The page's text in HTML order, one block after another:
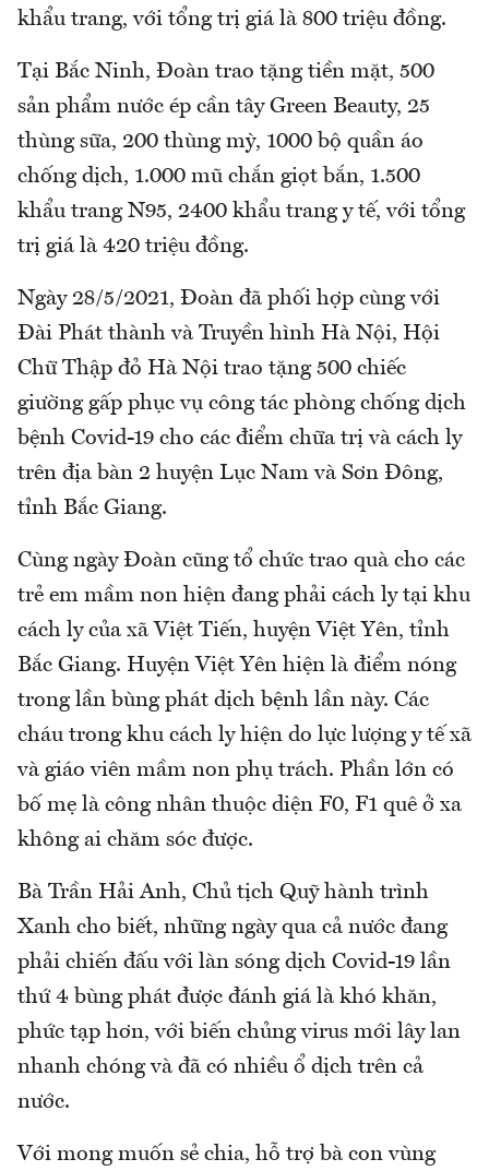
khẩu trang, với tổng trị giá là 800 triệu đồng.
Tại Bắc Ninh, Đoàn trao tặng tiền mặt, 500
sản phẩm nước ép cần tây Green Beauty, 25
thùng sữa, 200 thùng mỳ, 1000 bộ quần áo
chống dịch, 1.000 mũ chắn giọt bắn, 1.500
khẩu trang N95, 2400 khẩu trang y tế, với tổng
trị giá là 420 triệu đồng.
Ngày 28/5/2021, Đoàn đã phối hợp cùng với
Đài Phát thành và Truyền hình Hà Nội, Hội
Chữ Thập đỏ Hà Nội trao tặng 500 chiếc
giường gấp phục vụ công tác phòng chống dịch
bệnh Covid-19 cho các điểm chữa trị và cách ly
trên địa bàn 2 huyện Lục Nam và Sơn Đông,
tỉnh Bắc Giang.
Cùng ngày Đoàn cũng tổ chức trao quà cho các
trẻ em mầm non hiện đang phải cách ly tại khu
cách ly của xã Việt Tiến, huyện Việt Yên, tỉnh
Bắc Giang. Huyện Việt Yên hiện là điểm nóng
trong lần bùng phát dịch bệnh lần này. Các
cháu trong khu cách ly hiện do lực lượng y tế xã
và giáo viên mầm non phụ trách. Phần lớn có
bố mẹ là công nhân thuộc diện F0, F1 quê ở xa
không ai chăm sóc được.
Bà Trần Hải Anh, Chủ tịch Quỹ hành trình
Xanh cho biết, những ngày qua cả nước đang
phải chiến đấu với làn sóng dịch Covid-19 lần
thứ 4 bùng phát được đánh giá là khó khăn,
phức tạp hơn, với biến chủng virus mới lây lan
nhanh chóng và đã có nhiều ổ dịch trên cả
nước.
Với mong muốn sẻ chia, hỗ trợ bà con vùng